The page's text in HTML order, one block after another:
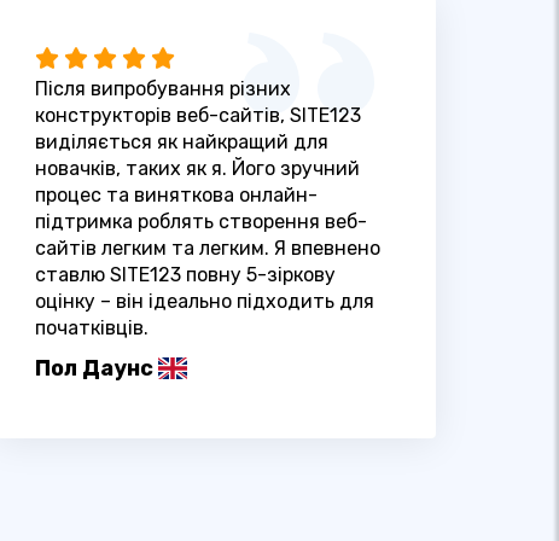
Після випробування різних
конструкторів веб-сайтів, SITE123
виділяється як найкращий для
новачків, таких як я. Його зручний
процес та виняткова онлайн-
підтримка роблять створення веб-
сайтів легким та легким. Я впевнено
ставлю SITE123 повну 5-зіркову
оцінку – він ідеально підходить для
початківців.
Пол Даунс